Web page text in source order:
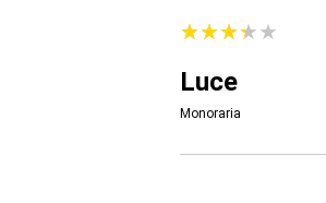
★★★★★
★★★★★
Luce
Monoraria